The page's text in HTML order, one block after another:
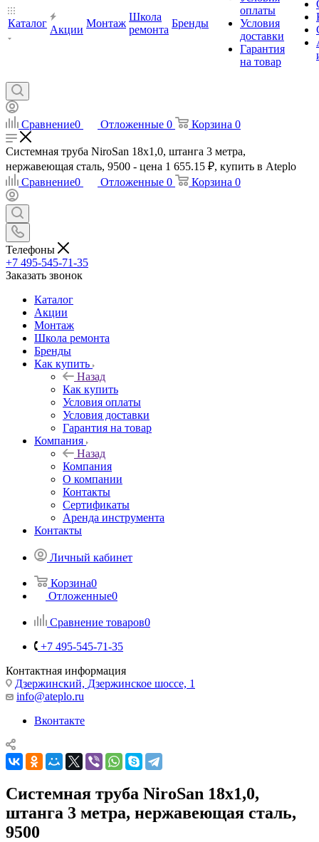
Каталог
Акции
Монтаж
Школа
ремонта
Бренды
оплаты
Условия
доставки
Гарантия
на товар
Сравнение0 Отложенные 0 Корзина 0
Системная труба NiroSan 18x1,0, штанга 3 метра,
нержавеющая сталь, 9500 - цена 1 655.15 ₽, купить в Ateplo
Сравнение0 Отложенные 0 Корзина 0
Телефоны
+7 495-545-71-35
Заказать звонок
Каталог
Акции
Монтаж
Школа ремонта
Бренды
Как купить
Назад
Как купить
Условия оплаты
Условия доставки
Гарантия на товар
Компания
Назад
Компания
О компании
Контакты
Сертификаты
Аренда инструмента
Контакты
Личный кабинет
Корзина0
Отложенные0
Сравнение товаров0
+7 495-545-71-35
Контактная информация
Дзержинский, Дзержинское шоссе, 1
info@ateplo.ru
Вконтакте
Системная труба NiroSan 18x1,0,
штанга 3 метра, нержавеющая сталь,
9500